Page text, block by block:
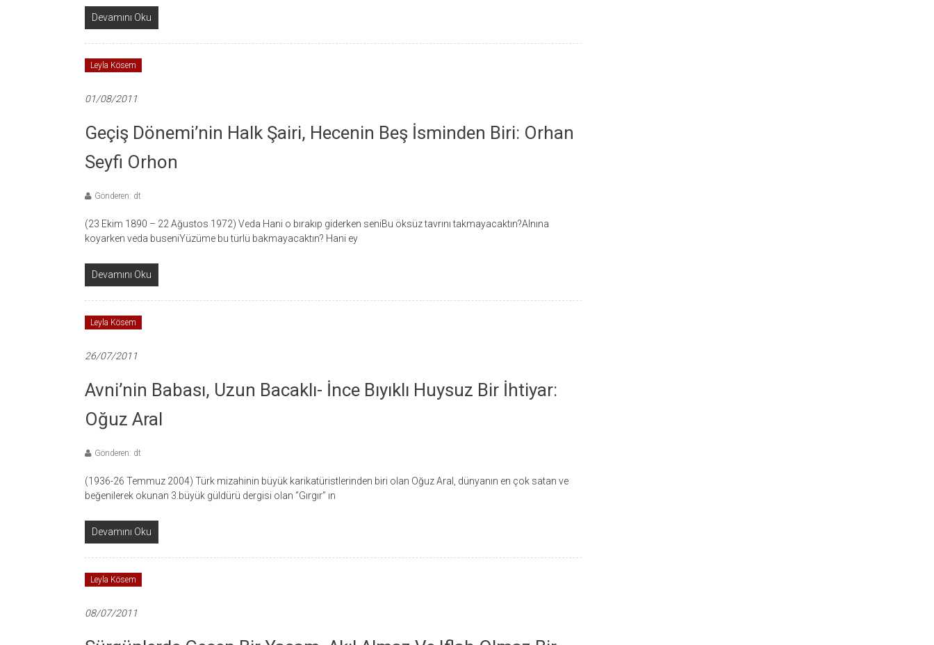
Devamını Oku
Leyla Kösem
01/08/2011
Geçiş Dönemi’nin Halk Şairi, Hecenin Beş İsminden Biri: Orhan
Seyfi Orhon
Gönderen: dt
(23 Ekim 1890 – 22 Ağustos 1972) Veda Hani o bırakıp giderken seniBu öksüz tavrını takmayacaktın?Alnına
koyarken veda buseniYüzüme bu türlü bakmayacaktın? Hani ey
Devamını Oku
Leyla Kösem
26/07/2011
Avni’nin Babası, Uzun Bacaklı- İnce Bıyıklı Huysuz Bir İhtiyar:
Oğuz Aral
Gönderen: dt
(1936-26 Temmuz 2004) Türk mizahinin büyük karikatüristlerinden biri olan Oğuz Aral, dünyanın en çok satan ve
beğenilerek okunan 3.büyük güldürü dergisi olan ‘’Gırgır’’ ın
Devamını Oku
Leyla Kösem
08/07/2011